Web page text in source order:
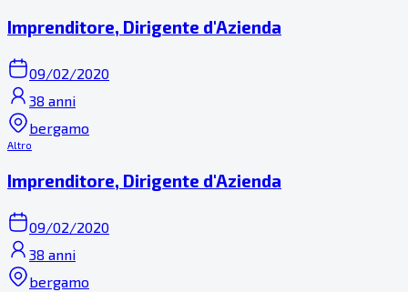
Imprenditore, Dirigente d'Azienda
09/02/2020
38 anni
bergamo
Altro
Imprenditore, Dirigente d'Azienda
09/02/2020
38 anni
bergamo